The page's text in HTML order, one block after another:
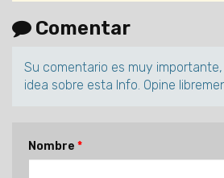
Comentar
Su comentario es muy
idea sobre esta Info. Opine
Nombre